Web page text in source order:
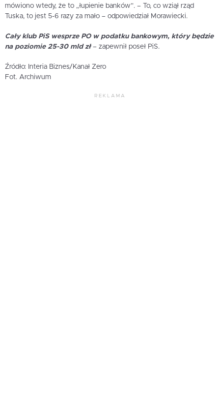
mówiono wtedy, że to „łupienie banków”. – To, co wziął rząd
Tuska, to jest 5-6 razy za mało – odpowiedział Morawiecki.
Cały klub PiS wesprze PO w podatku bankowym, który będzie
na poziomie 25-30 mld zł – zapewnił poseł PiS.
Źródło: Interia Biznes/Kanał Zero
Fot. Archiwum
REKLAMA